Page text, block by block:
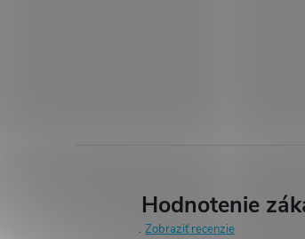
Hodnotenie
Zobraziť recenzie